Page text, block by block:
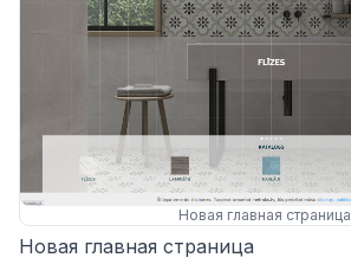
Новая главная страница
Новая главная страница